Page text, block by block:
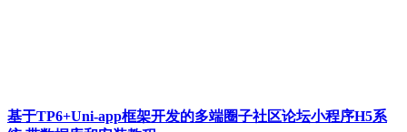
基于TP6+Uni-app框架开发的多端圈子社区论坛小程序H5系